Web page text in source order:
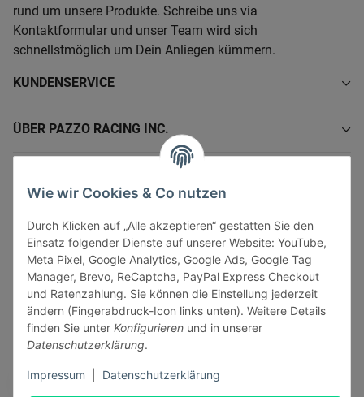
Wie wir Cookies & Co nutzen
Durch Klicken auf „Alle akzeptieren“ gestatten Sie den
Einsatz folgender Dienste auf unserer Website: YouTube,
Meta Pixel, Google Analytics, Google Ads, Google Tag
Manager, Brevo, ReCaptcha, PayPal Express Checkout
und Ratenzahlung. Sie können die Einstellung jederzeit
ändern (Fingerabdruck-Icon links unten). Weitere Details
finden Sie unter Konfigurieren und in unserer
Datenschutzerklärung.
Impressum Datenschutzerklärung
rund um unsere Produkte. Schreibe uns via
Kontaktformular und unser Team wird sich
schnellstmöglich um Dein Anliegen kümmern.
KUNDENSERVICE
ÜBER PAZZO RACING INC.
GESETZLICHE INFORMATIONEN
Vertrag widerrufen
Sicher bezahlen via: